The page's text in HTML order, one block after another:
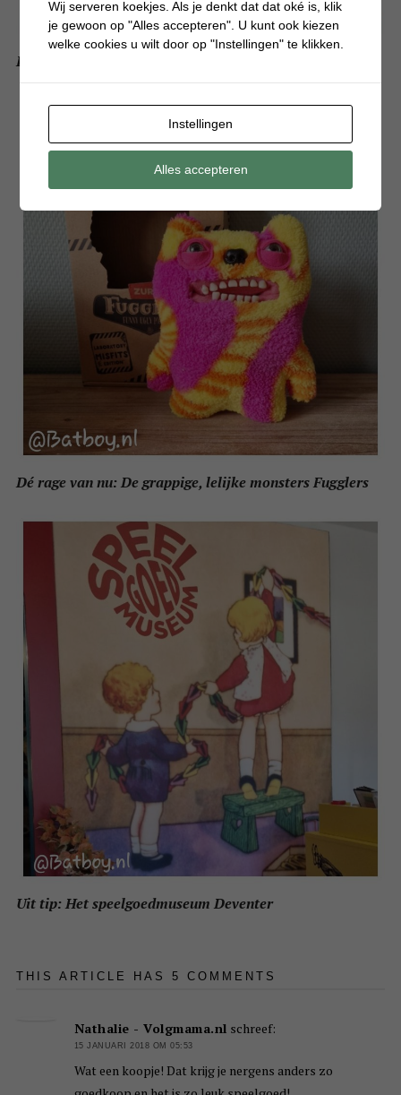
Dit doen wij altijd op de heenreis van onze vakantie
Dé rage van nu: De grappige, lelijke monsters Fugglers
Uit tip: Het speelgoedmuseum Deventer
THIS ARTICLE HAS 5 COMMENTS
Nathalie - Volgmama.nl schreef:
15 JANUARI 2018 OM 05:53
Wat een koopje! Dat krijg je nergens anders zo
Wij serveren koekjes. Als je denkt dat dat oké is, klik
je gewoon op "Alles accepteren". U kunt ook kiezen
welke cookies u wilt door op "Instellingen" te klikken.
Instellingen
Alles accepteren